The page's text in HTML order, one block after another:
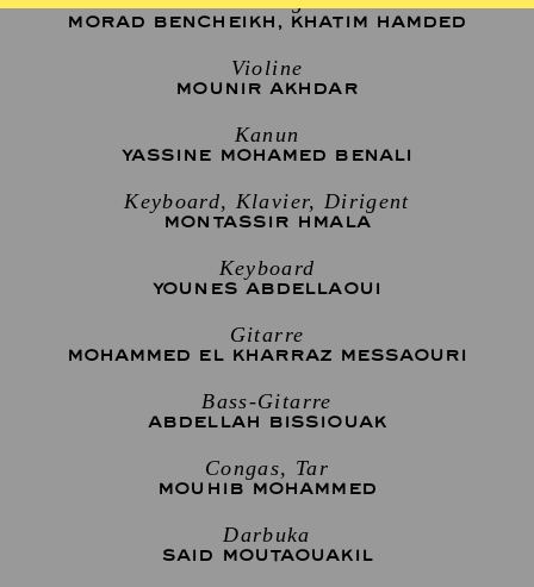
MORAD BENCHEIKH , KHATIM HAMDED
Violine
MOUNIR AKHDAR
Kanun
YASSINE MOHAMED BENALI
Keyboard, Klavier, Dirigent
MONTASSIR HMALA
Keyboard
YOUNES ABDELLAOUI
Gitarre
MOHAMMED EL KHARRAZ MESSAOURI
Bass-Gitarre
ABDELLAH BISSIOUAK
Congas, Tar
MOUHIB MOHAMMED
Darbuka
SAID MOUTAOUAKIL